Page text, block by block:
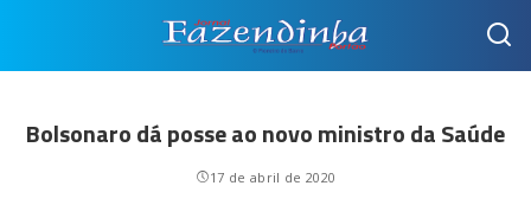
Bolsonaro dá posse ao novo ministro da Saúde
17 de abril de 2020